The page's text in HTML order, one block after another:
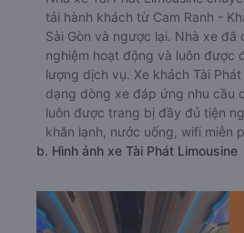
tải hành khách từ Cam Ranh -
Sài Gòn và ngược lại. Nhà xe đã
nghiệm hoạt động và luôn được
lượng dịch vụ. Xe khách Tài
dạng dòng xe đáp ứng nhu cầu
luôn được trang bị đầy đủ tiện
khăn lạnh, nước uống, wifi miễn
b. Hình ảnh xe Tài Phát Limousine